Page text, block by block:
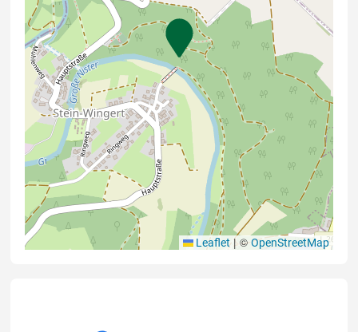
Leaflet |©OpenStreetMap